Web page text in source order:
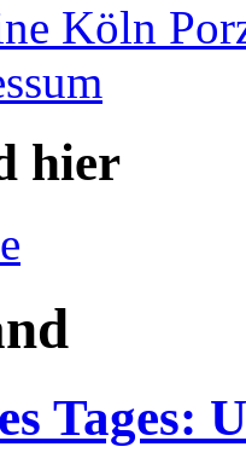
Köln
hier
Tages: